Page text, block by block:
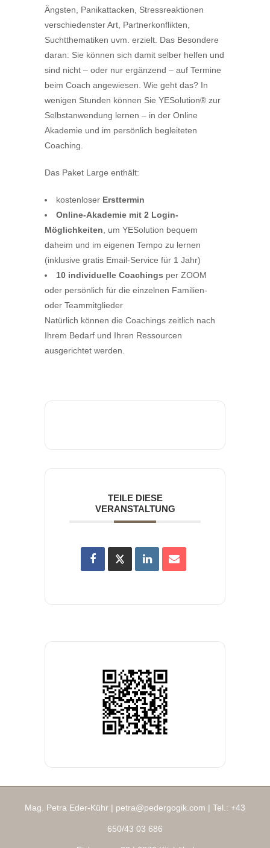
Ängsten, Panikattacken, Stressreaktionen
verschiedenster Art, Partnerkonflikten,
Suchtthematiken uvm. erzielt. Das Besondere
daran: Sie können sich damit selber helfen und
sind nicht – oder nur ergänzend – auf Termine
beim Coach angewiesen. Wie geht das? In
wenigen Stunden können Sie YESolution® zur
Selbstanwendung lernen – in der Online
Akademie und im persönlich begleiteten
Coaching.
Das Paket Large enthält:
kostenloser Ersttermin
Online-Akademie mit 2 Login-
Möglichkeiten , um YESolution bequem
daheim und im eigenen Tempo zu lernen
(inklusive gratis Email-Service für 1 Jahr)
10 individuelle Coachings per ZOOM
oder persönlich für die einzelnen Familien-
oder Teammitglieder
Natürlich können die Coachings zeitlich nach
Ihrem Bedarf und Ihren Ressourcen
ausgerichtet werden.
TEILE DIESE
VERANSTALTUNG
Mag. Petra Eder-Kühr | petra@pedergogik.com | Tel.: +43
650/43 03 686